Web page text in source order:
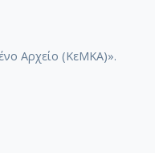
Αρχείο (ΚεΜΚΑ)».